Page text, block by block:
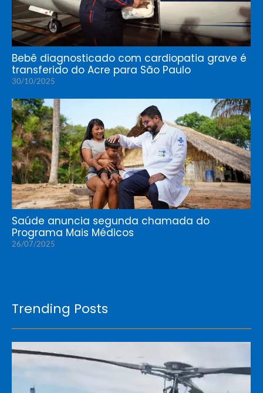
Bebê diagnosticado com cardiopatia grave é
transferido do Acre para São Paulo
30/10/2025
Saúde anuncia segunda chamada do
Programa Mais Médicos
26/07/2025
Trending Posts